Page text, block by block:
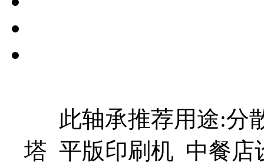
此轴承推荐用途:分
塔 平版印刷机 中餐店